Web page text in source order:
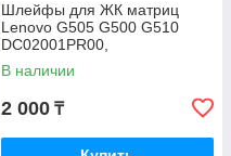
Шлейфы для ЖК матриц
Lenovo G505 G500 G510
DC02001PR00,
DC02001PS00 (СНЯТАЯ)
В наличии
2 000 ₸